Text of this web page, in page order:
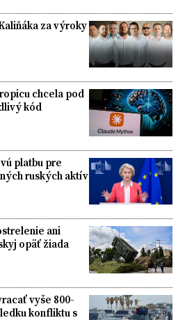
za výroky
chcela pod
kód
platbu pre
ruských aktív
ani
opäť žiada
vyše 800-
konfliktu s